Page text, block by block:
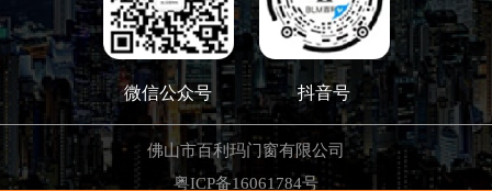
微信公众号 抖音号
佛山市百利玛门窗有限公司
粤ICP备16061784号